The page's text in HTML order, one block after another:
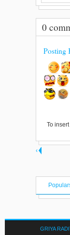
0
Posting
To
‹
GRIYA